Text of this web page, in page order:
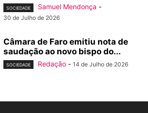
SOCIEDADE Samuel Mendonça -
30 de Julho de 2026
Câmara de Faro emitiu nota de
saudação ao novo bispo do...
SOCIEDADE Redação - 14 de Julho de 2026